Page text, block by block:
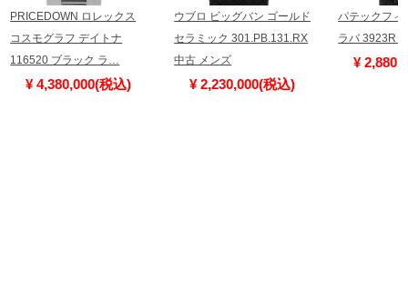
PRICEDOWN ロレックス
コスモグラフ デイトナ
116520 ブラック ラ…
¥ 4,380,000(税込)
ウブロ ビッグバン ゴールド
セラミック 301.PB.131.RX
中古 メンズ
¥ 2,230,000(税込)
パテックフィ
ラバ 3923R
¥